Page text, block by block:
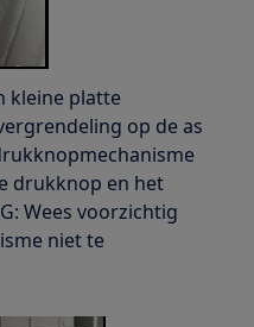
kleine platte
op de as
drukknop en het
Wees voorzichtig
niet te